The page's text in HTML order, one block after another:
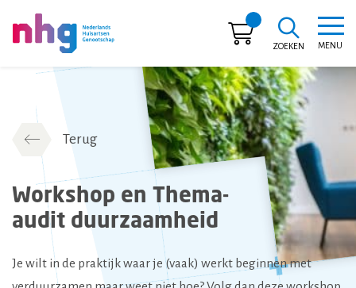
MENU
ZOEKEN
Terug
Workshop en Thema-
audit duurzaamheid
Je wilt in de praktijk waar je (vaak) werkt beginnen met